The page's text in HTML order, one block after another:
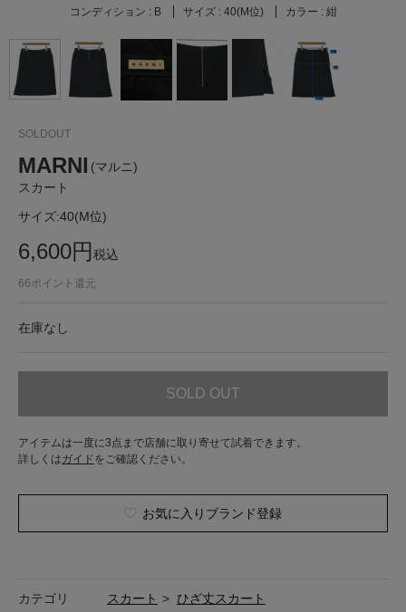
コンディション : B サイズ : 40(M位) カラー : 紺
SOLDOUT
MARNI (マルニ)
スカート
サイズ:40(M位)
6,600円税込
66ポイント還元
在庫なし
SOLD OUT
アイテムは一度に3点まで店舗に取り寄せて試着できます。
詳しくはガイド をご確認ください。
お気に入りブランド登録
カテゴリ スカート > ひざ丈スカート